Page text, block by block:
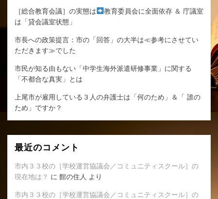
［総合教育会議］の実態は
教育委員会に全面依存 ＆ 庁議室
は「貸会議室状態」
市長への政策提言：市の「回答」の大半は≪参考にさせてい
ただきます≫でした
市民が知る由もない「中学生海外派遣研修事業」に関する
「不都合な真実」とは
上尾市が雇用している３人の弁護士は「何のため」＆「 誰の
ため」ですか？
最近のコメント
市内３３校の［学校運営協議会／コミュニティスクール］の
現在地は？ に 館の住人 より
市内３３校の［学校運営協議会／コミュニティスクール］の